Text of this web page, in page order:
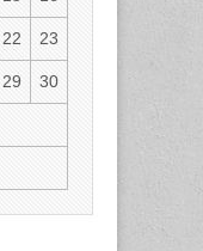
22 23
29 30